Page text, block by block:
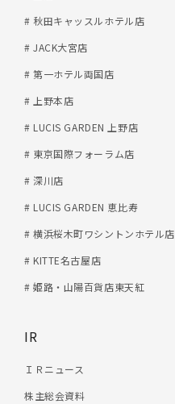
# 秋田キャッスルホテル店
# JACK大宮店
# 第一ホテル両国店
# 上野本店
# LUCIS GARDEN 上野店
# 東京国際フォーラム店
# 深川店
# LUCIS GARDEN 恵比寿
# 横浜桜木町ワシントンホテル店
# KITTE名古屋店
# 姫路・山陽百貨店東天紅
IR
ＩＲニュース
株主総会資料